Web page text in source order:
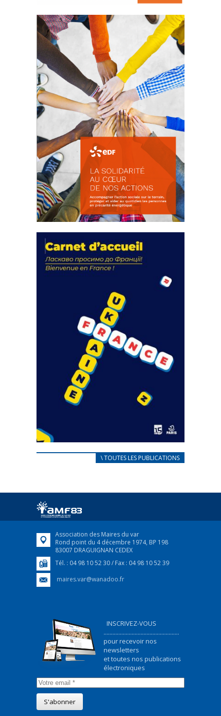
La prévention des conflits
d’intérêts
18 septembre 2023
FEUILLETER
actions
18 septembre 2023
FEUILLETER
CARNET D’ACCUEIL
Afin d’accompagner au mieux les réfugiés
FEUILLETER
\ TOUTES LES PUBLICATIONS
Association des Maires du var
Rond point du 4 décembre 1974, BP 198
83007 DRAGUIGNAN CEDEX
Tél. : 04 98 10 52 30 / Fax : 04 98 10 52 39
maires.var@wanadoo.fr
INSCRIVEZ-VOUS
...................................................
pour recevoir nos
newsletters
et toutes nos publications
électroniques